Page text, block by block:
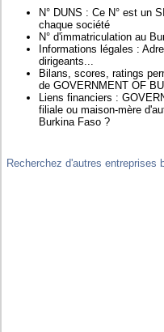
N° DUNS : Ce N° est un
chaque société
N° d'immatriculation au
Informations légales :
dirigeants...
Bilans, scores, ratings
de GOVERNMENT OF
Liens financiers :
filiale ou maison-mère
Burkina Faso ?
Recherchez d'autres entreprises